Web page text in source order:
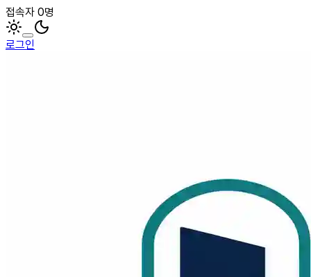
접속자 0명
로그인